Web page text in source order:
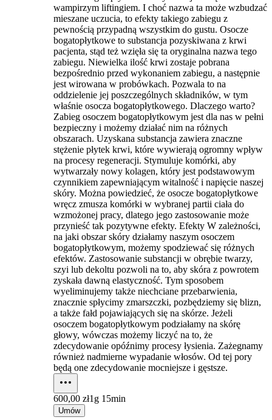
wampirzym liftingiem. I choć nazwa ta może wzbudzać
mieszane uczucia, to efekty takiego zabiegu z
pewnością przypadną wszystkim do gustu. Osocze
bogatopłytkowe to substancja pozyskiwana z krwi
pacjenta, stąd też wzięła się ta oryginalna nazwa tego
zabiegu. Niewielka ilość krwi zostaje pobrana
bezpośrednio przed wykonaniem zabiegu, a następnie
jest wirowana w probówkach. Pozwala to na
oddzielenie jej poszczególnych składników, w tym
właśnie osocza bogatopłytkowego. Dlaczego warto?
Zabieg osoczem bogatopłytkowym jest dla nas w pełni
bezpieczny i możemy działać nim na różnych
obszarach. Uzyskana substancja zawiera znaczne
stężenie płytek krwi, które wywierają ogromny wpływ
na procesy regeneracji. Stymuluje komórki, aby
wytwarzały nowy kolagen, który jest podstawowym
czynnikiem zapewniającym witalność i napięcie naszej
skóry. Można powiedzieć, że osocze bogatopłytkowe
wręcz zmusza komórki w wybranej partii ciała do
wzmożonej pracy, dlatego jego zastosowanie może
przynieść tak pozytywne efekty. Efekty W zależności,
na jaki obszar skóry działamy naszym osoczem
bogatopłytkowym, możemy spodziewać się różnych
efektów. Zastosowanie substancji w obrębie twarzy,
szyi lub dekoltu pozwoli na to, aby skóra z powrotem
zyskała dawną elastyczność. Tym sposobem
wyeliminujemy także niechciane przebarwienia,
znacznie spłycimy zmarszczki, pozbędziemy się blizn,
a także fałd pojawiających się na skórze. Jeżeli
osoczem bogatopłytkowym podziałamy na skórę
głowy, wówczas możemy liczyć na to, że
zdecydowanie opóźnimy procesy łysienia. Zażegnamy
również nadmierne wypadanie włosów. Od tej pory
będą one zdecydowanie mocniejsze i gęstsze.
600,00 zł1g 15min
Umów